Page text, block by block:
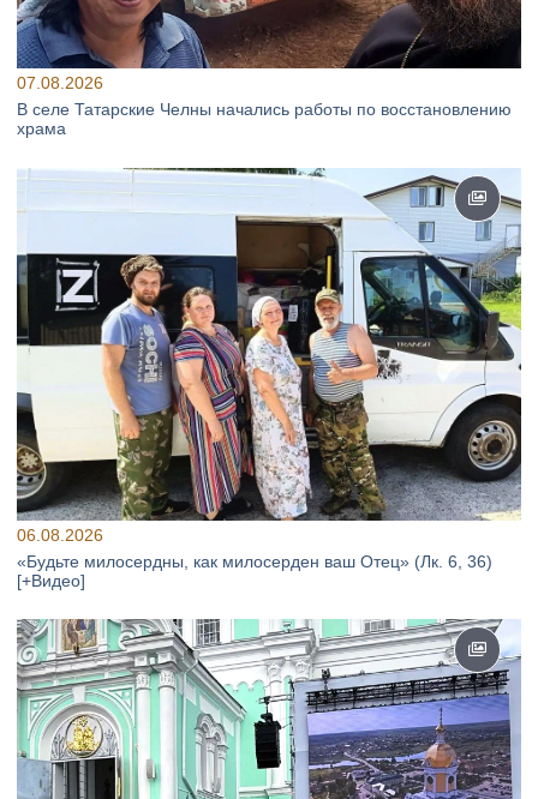
07.08.2026
В селе Татарские Челны начались работы по восстановлению
храма
06.08.2026
«Будьте милосердны, как милосерден ваш Отец» (Лк. 6, 36)
[+Видео]